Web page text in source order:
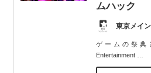
ムハック
東京メイ
ゲームの祭典
Entertainment